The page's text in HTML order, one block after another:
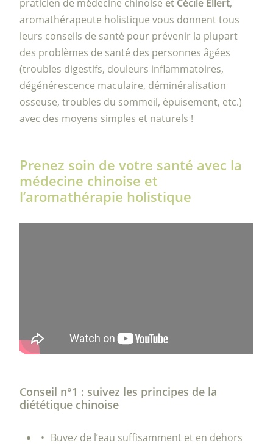
praticien de médecine chinoiseet Cécile Ellert,
aromathérapeute holistique vous donnent tous
leurs conseils de santé pour prévenir la plupart
des problèmes de santé des personnes âgées
(troubles digestifs, douleurs inflammatoires,
dégénérescence maculaire, déminéralisation
osseuse, troubles du sommeil, épuisement, etc.)
avec des moyens simples et naturels !
Prenez soin de votre santé avec la
médecine chinoise et
l’aromathérapie holistique
Conseil n°1 : suivez les principes de la
diététique chinoise
Buvez de l’eau suffisamment et en dehors